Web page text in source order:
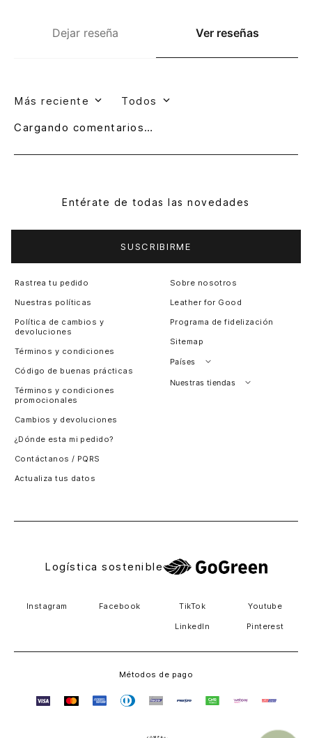
Dejar reseña Ver reseñas
Más reciente Todos
Cargando comentarios…
Entérate de todas las novedades
SUSCRIBIRME
Rastrea tu pedido
Nuestras políticas
Política de cambios y
devoluciones
Términos y condiciones
Código de buenas prácticas
Términos y condiciones
promocionales
Cambios y devoluciones
¿Dónde esta mi pedido?
Contáctanos / PQRS
Actualiza tus datos
Sobre nosotros
Leather for Good
Programa de fidelización
Sitemap
Países
Perú
Nuestras tiendas
Logística sostenible
Instagram Facebook TikTok Youtube
LinkedIn Pinterest
Métodos de pago